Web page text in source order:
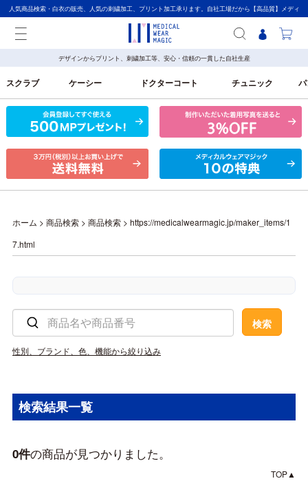
人気商品検索・白衣の販売、人気の刺繍加工、プリント加工承ります。自社工場だから【高品質】メディ
カルウェアマジック
デザインからプリント、刺繍加工等、安心・信頼の一貫した自社生産
スクラブ ケーシー ドクターコート チュニック
ホーム > 商品検索 > 商品検索 > https://medicalwearmagic.jp/maker_items/1
7.html
性別、ブランド、色、機能から絞り込み
検索結果一覧
0件の商品が見つかりました。
TOP▲